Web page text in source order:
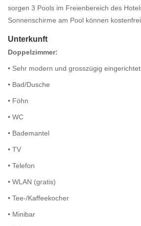
sorgen 3 Pools im Freienbereich des
Sonnenschirme am Pool können
Unterkunft
Doppelzimmer:
• Sehr modern und grosszügig eingerichtet
• Bad/Dusche
• Föhn
• WC
• Bademantel
• TV
• Telefon
• WLAN (gratis)
• Tee-/Kaffeekocher
• Minibar